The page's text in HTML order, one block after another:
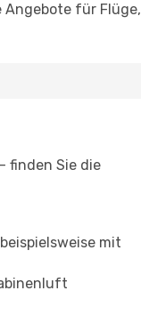
Angebote für Flüge,
finden Sie die
mit